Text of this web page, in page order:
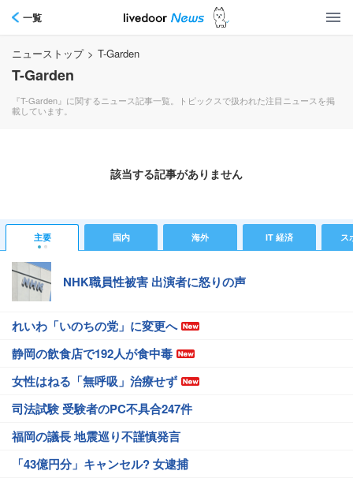
一覧
ニューストップ > T-Garden
T-Garden
『T-Garden』に関するニュース記事一覧。トピックスで扱われた注目ニュースを掲
載しています。
該当する記事がありません
主要 国内 海外 IT 経済 ス
NHK職員性被害 出演者に怒りの声
れいわ「いのちの党」に変更へ
静岡の飲食店で192人が食中毒
女性はねる「無呼吸」治療せず
司法試験 受験者のPC不具合247件
福岡の議長 地震巡り不謹慎発言
「43億円分」キャンセル? 女逮捕